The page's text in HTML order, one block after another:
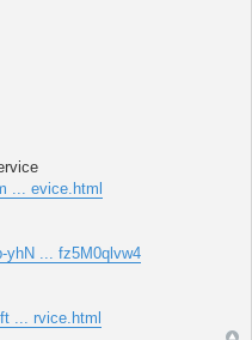
... evice.html
yhN ... fz5M0qlvw4
... rvice.html